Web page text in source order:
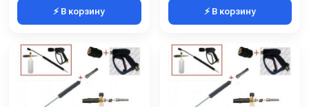
⚡ В корзину ⚡ В корзину